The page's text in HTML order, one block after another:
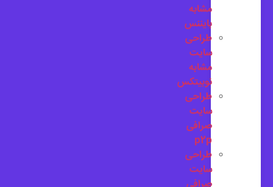
مشابه
بایننس
طراحی
سایت
مشابه
نوبیتکس
طراحی
سایت
صرافی
p2p
طراحی
سایت